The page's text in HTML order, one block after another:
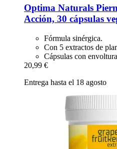
Optima Naturals
Acción, 30 cápsulas
Fórmula sinérgica.
Con 5 extractos de
Cápsulas con
20,99 €
Entrega hasta el 18 agosto